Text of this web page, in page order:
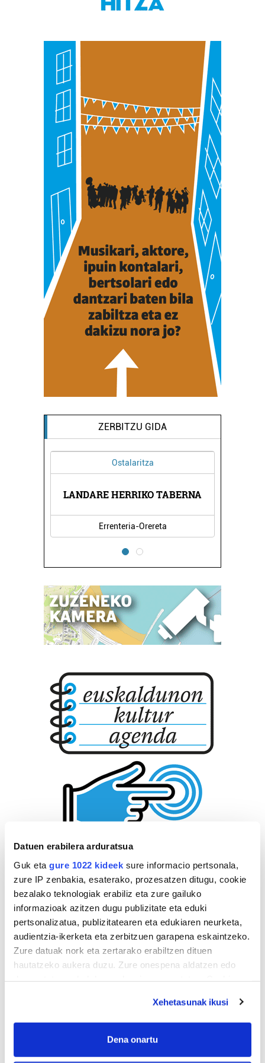
Datuen erabilera arduratsua
Guk eta gure 1022 kideek sure informacio pertsonala,
zure IP zenbakia, esaterako, prozesatzen ditugu, cookie
bezalako teknologiak erabiliz eta zure gailuko
informazioak azitzen dugu publizitate eta eduki
pertsonalizatua, publizitatearen eta edukiaren neurketa,
audientzia-ikerketa eta zerbitzuen garapena eskaintzeko.
Zure datuak nork eta zertarako erabiltzen dituen
hautatzeko aukera duzu. Zure onespena aldatzen edo
If you allow, we would also like to:
Collect information about your geographical
Xehetasunak ikusi
Dena onartu
ZERBITZU GIDA
HERRIKO TABERNA CASAMAYOR